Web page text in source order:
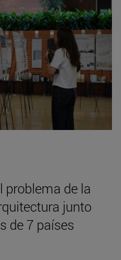
problema de la
junto
de 7 países